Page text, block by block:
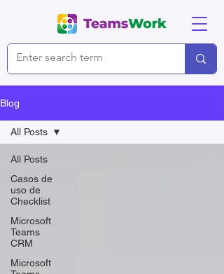
Blog
All Posts
Casos de
uso de
Checklist
Microsoft
Teams
CRM
Microsoft
All Posts